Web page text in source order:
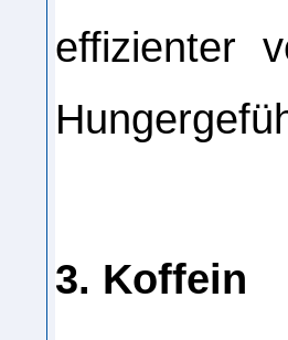
effizienter
3. Koffein